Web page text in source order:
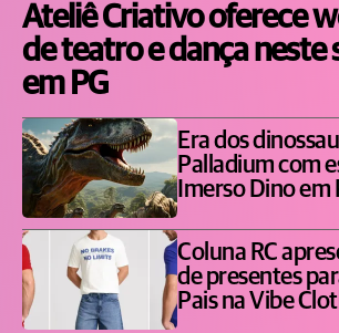
Ateliê Criativo oferece
de teatro e dança neste
em PG
Era dos
Palladium com
Imerso Dino em
Coluna RC
de presentes
Pais na Vibe